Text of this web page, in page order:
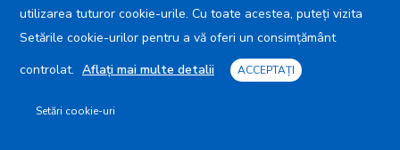
Primăria Municipiului Călărași © 2025. Toate drepturile
utilizarea tuturor cookie-urile. Cu toate acestea, puteți vizita
Setările cookie-urilor pentru a vă oferi un consimțământ
controlat. Aflați mai multe detalii ACCEPTAȚI
Setări cookie-uri